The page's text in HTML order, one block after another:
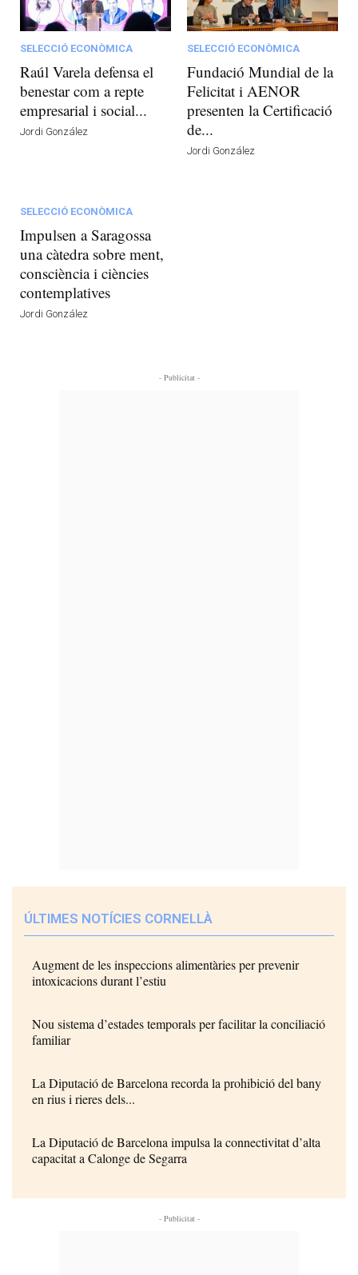
SELECCIÓ ECONÒMICA
Raúl Varela defensa el
benestar com a repte
empresarial i social...
Jordi González
SELECCIÓ ECONÒMICA
Fundació Mundial de la
Felicitat i AENOR
presenten la Certificació
de...
Jordi González
SELECCIÓ ECONÒMICA
Impulsen a Saragossa
una càtedra sobre ment,
consciència i ciències
contemplatives
Jordi González
- Publicitat -
ÚLTIMES NOTÍCIES CORNELLÀ
Augment de les inspeccions alimentàries per prevenir
intoxicacions durant l’estiu
Nou sistema d’estades temporals per facilitar la conciliació
familiar
La Diputació de Barcelona recorda la prohibició del bany
en rius i rieres dels...
La Diputació de Barcelona impulsa la connectivitat d’alta
capacitat a Calonge de Segarra
- Publicitat -